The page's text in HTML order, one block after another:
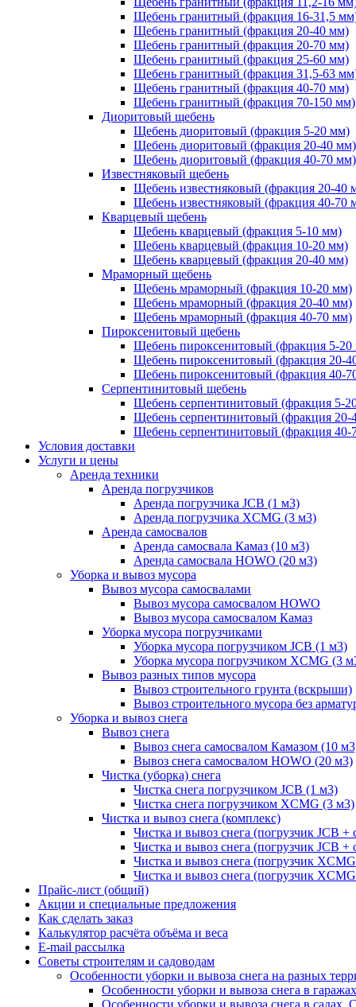
Щебень гранитный (фракция 16-31,5
Щебень гранитный (фракция 20-40 мм)
Щебень гранитный (фракция 20-70 мм)
Щебень гранитный (фракция 25-60 мм)
Щебень гранитный (фракция 31,5-63
Щебень гранитный (фракция 40-70 мм)
Щебень гранитный (фракция 70-150 мм)
Диоритовый щебень
Щебень диоритовый (фракция 5-20 мм)
Щебень диоритовый (фракция 20-40 мм)
Щебень диоритовый (фракция 40-70 мм)
Известняковый щебень
Щебень известняковый (фракция 20-40
Щебень известняковый (фракция 40-70
Кварцевый щебень
Щебень кварцевый (фракция 5-10 мм)
Щебень кварцевый (фракция 10-20 мм)
Щебень кварцевый (фракция 20-40 мм)
Мраморный щебень
Щебень мраморный (фракция 10-20 мм)
Щебень мраморный (фракция 20-40 мм)
Щебень мраморный (фракция 40-70 мм)
Пироксенитовый щебень
Щебень пироксенитовый (фракция 5-
Щебень пироксенитовый (фракция 20-
Щебень пироксенитовый (фракция 40-
Серпентинитовый щебень
Щебень серпентинитовый (фракция 5-
Щебень серпентинитовый (фракция 20-
Щебень серпентинитовый (фракция 40-
Условия доставки
Услуги и цены
Аренда техники
Аренда погрузчиков
Аренда погрузчика JCB (1 м3)
Аренда погрузчика XCMG (3 м3)
Аренда самосвалов
Аренда самосвала Камаз (10 м3)
Аренда самосвала HOWO (20 м3)
Уборка и вывоз мусора
Вывоз мусора самосвалами
Вывоз мусора самосвалом HOWO
Вывоз мусора самосвалом Камаз
Уборка мусора погрузчиками
Уборка мусора погрузчиком JCB (1 м3)
Уборка мусора погрузчиком XCMG (3
Вывоз разных типов мусора
Вывоз строительного грунта (вскрыши)
Вывоз строительного мусора без
Уборка и вывоз снега
Вывоз снега
Вывоз снега самосвалом Камазом (10
Вывоз снега самосвалом HOWO (20 м3)
Чистка (уборка) снега
Чистка снега погрузчиком JCB (1 м3)
Чистка снега погрузчиком XCMG (3 м3)
Чистка и вывоз снега (комплекс)
Чистка и вывоз снега (погрузчик JCB +
Чистка и вывоз снега (погрузчик JCB +
Чистка и вывоз снега (погрузчик
Чистка и вывоз снега (погрузчик
Прайс-лист (общий)
Акции и специальные предложения
Как сделать заказ
Калькулятор расчёта объёма и веса
E-mail рассылка
Советы строителям и садоводам
Особенности уборки и вывоза снега на разных
Особенности уборки и вывоза снега в
Особенности уборки и вывоза снега в садах,